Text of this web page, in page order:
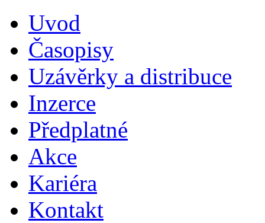
Uvod
Časopisy
Uzávěrky a distribuce
Inzerce
Předplatné
Akce
Kariéra
Kontakt